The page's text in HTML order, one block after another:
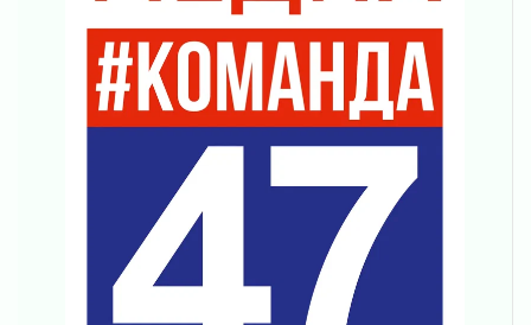
согласие
04 августа 2026
Без риска для здоровья и кошелька
04 августа 2026
Важная информация
Что делать со сбережениями
Награды нашли строителей
03 августа 2026
Ленобласть повышает производительность